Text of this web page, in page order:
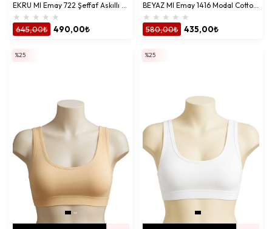
EKRU MI Emay 722 Şeffaf Askıllı Push Up Sütyen
★ ★ ★ ★ ★
490,00₺
645,00₺
BEYAZ MI Emay 1416 Modal Cotton Önden Açmalı Sporcu Sütyen
★ ★ ★ ★ ★
435,00₺
580,00₺
%25 %25